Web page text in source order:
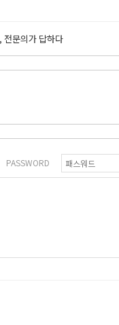
전문의가 답하다
PASSWORD